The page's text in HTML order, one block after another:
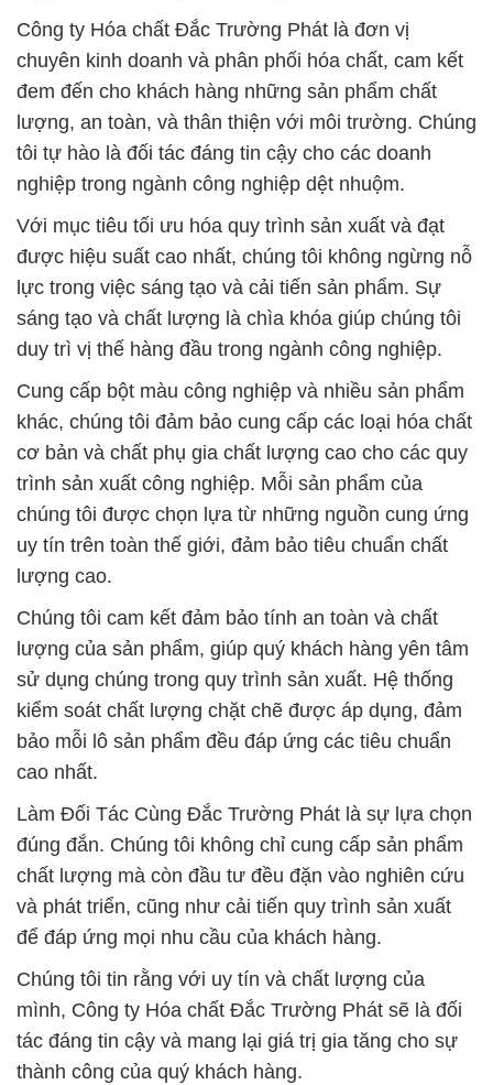
Công ty Hóa chất Đắc Trường Phát là đơn vị
chuyên kinh doanh và phân phối hóa chất, cam kết
đem đến cho khách hàng những sản phẩm chất
lượng, an toàn, và thân thiện với môi trường. Chúng
tôi tự hào là đối tác đáng tin cậy cho các doanh
nghiệp trong ngành công nghiệp dệt nhuộm.
Với mục tiêu tối ưu hóa quy trình sản xuất và đạt
được hiệu suất cao nhất, chúng tôi không ngừng nỗ
lực trong việc sáng tạo và cải tiến sản phẩm. Sự
sáng tạo và chất lượng là chìa khóa giúp chúng tôi
duy trì vị thế hàng đầu trong ngành công nghiệp.
Cung cấp bột màu công nghiệp và nhiều sản phẩm
khác, chúng tôi đảm bảo cung cấp các loại hóa chất
cơ bản và chất phụ gia chất lượng cao cho các quy
trình sản xuất công nghiệp. Mỗi sản phẩm của
chúng tôi được chọn lựa từ những nguồn cung ứng
uy tín trên toàn thế giới, đảm bảo tiêu chuẩn chất
lượng cao.
Chúng tôi cam kết đảm bảo tính an toàn và chất
lượng của sản phẩm, giúp quý khách hàng yên tâm
sử dụng chúng trong quy trình sản xuất. Hệ thống
kiểm soát chất lượng chặt chẽ được áp dụng, đảm
bảo mỗi lô sản phẩm đều đáp ứng các tiêu chuẩn
cao nhất.
Làm Đối Tác Cùng Đắc Trường Phát là sự lựa chọn
đúng đắn. Chúng tôi không chỉ cung cấp sản phẩm
chất lượng mà còn đầu tư đều đặn vào nghiên cứu
và phát triển, cũng như cải tiến quy trình sản xuất
để đáp ứng mọi nhu cầu của khách hàng.
Chúng tôi tin rằng với uy tín và chất lượng của
mình, Công ty Hóa chất Đắc Trường Phát sẽ là đối
tác đáng tin cậy và mang lại giá trị gia tăng cho sự
thành công của quý khách hàng.